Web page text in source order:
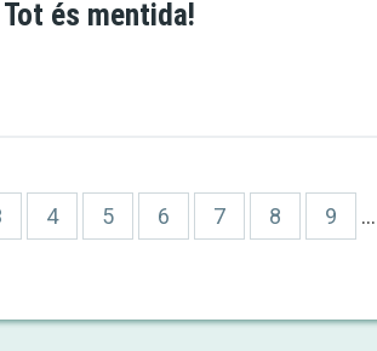
Tot és mentida!
Pàgina
4 Pàgina
5 Pàgina
6 Pàgina
7 Pàgina
8 Pàgina
9 …